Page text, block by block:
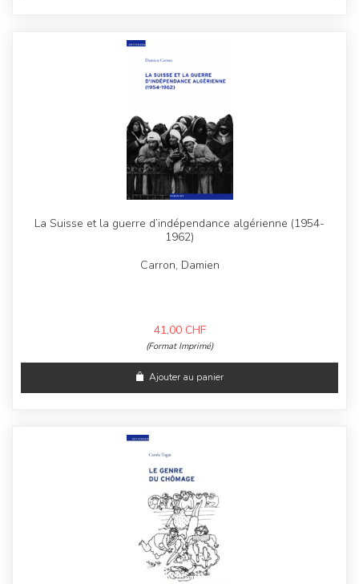
La Suisse et la guerre d’indépendance algérienne (1954-
1962)
Carron, Damien
41,00 CHF
(Format Imprimé)
Ajouter au panier